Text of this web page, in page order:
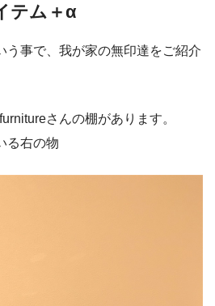
テム＋α
う事で、我が家の無印達をご紹介
さんの棚があります。
る右の物